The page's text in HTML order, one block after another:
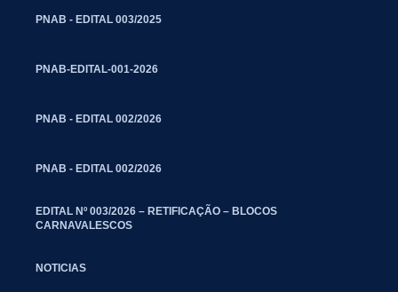
PNAB - EDITAL 003/2025
PNAB-EDITAL-001-2026
PNAB - EDITAL 002/2026
PNAB - EDITAL 002/2026
EDITAL Nº 003/2026 – RETIFICAÇÃO – BLOCOS
CARNAVALESCOS
NOTICIAS